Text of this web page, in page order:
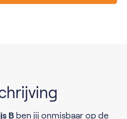
B ben jij onmisbaar op de